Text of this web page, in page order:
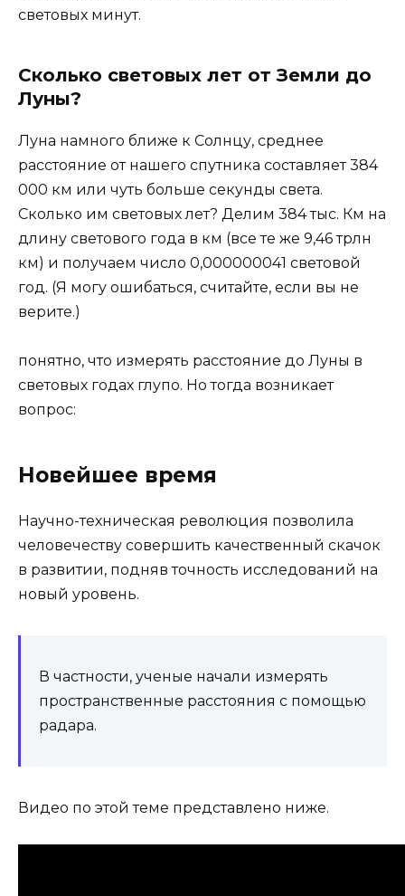
световых минут.
Сколько световых лет от Земли до
Луны?
Луна намного ближе к Солнцу, среднее
расстояние от нашего спутника составляет 384
000 км или чуть больше секунды света.
Сколько им световых лет? Делим 384 тыс. Км на
длину светового года в км (все те же 9,46 трлн
км) и получаем число 0,000000041 световой
год. (Я могу ошибаться, считайте, если вы не
верите.)
понятно, что измерять расстояние до Луны в
световых годах глупо. Но тогда возникает
вопрос:
Новейшее время
Научно-техническая революция позволила
человечеству совершить качественный скачок
в развитии, подняв точность исследований на
новый уровень.
В частности, ученые начали измерять
пространственные расстояния с помощью
радара.
Видео по этой теме представлено ниже.